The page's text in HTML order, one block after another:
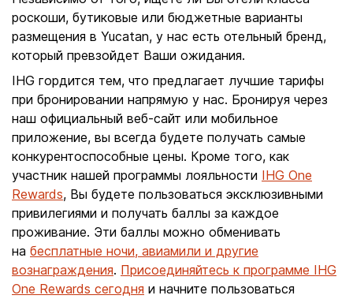
роскоши, бутиковые или бюджетные варианты
размещения в Yucatan, у нас есть отельный бренд,
который превзойдет Ваши ожидания.
IHG гордится тем, что предлагает лучшие тарифы
при бронировании напрямую у нас. Бронируя через
наш официальный веб-сайт или мобильное
приложение, вы всегда будете получать самые
конкурентоспособные цены. Кроме того, как
участник нашей программы лояльности IHG One
Rewards, Вы будете пользоваться эксклюзивными
привилегиями и получать баллы за каждое
проживание. Эти баллы можно обменивать
на бесплатные ночи, авиамили и другие
вознаграждения. Присоединяйтесь к программе IHG
One Rewards сегодня и начните пользоваться